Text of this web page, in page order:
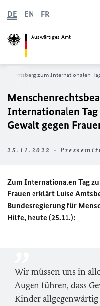
Auswärtiges Amt
DE EN FR
Amtsberg zum Internationalen
Internationalen
Gewalt gegen
25.11.2022 -
Zum Internationalen Tag
Frauen erklärt Luise
Bundesregierung für
Hilfe, heute (25.11.):
Wir müssen uns in
Augen führen, dass
Kinder